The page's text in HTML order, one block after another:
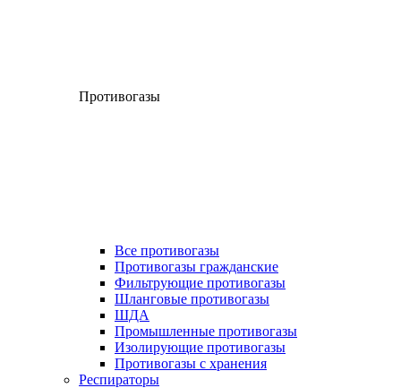
Противогазы
Все противогазы
Противогазы гражданские
Фильтрующие противогазы
Шланговые противогазы
ШДА
Промышленные противогазы
Изолирующие противогазы
Противогазы с хранения
Респираторы